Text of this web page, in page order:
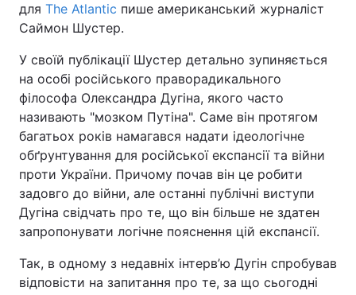
Спорт
Техно і зв'язок Лайт
Зброя Інциденти
Цікавинки Погода
Екологія Регіони
Лонгріди
Відео з Youtube Статті
для The Atlantic пише американський журналіст
Саймон Шустер.
У своїй публікації Шустер детально зупиняється
на особі російського праворадикального
філософа Олександра Дугіна, якого часто
називають "мозком Путіна". Саме він протягом
багатьох років намагався надати ідеологічне
обґрунтування для російської експансії та війни
проти України. Причому почав він це робити
задовго до війни, але останні публічні виступи
Дугіна свідчать про те, що він більше не здатен
запропонувати логічне пояснення цій експансії.
Так, в одному з недавніх інтерв’ю Дугін спробував
відповісти на запитання про те, за що сьогодні